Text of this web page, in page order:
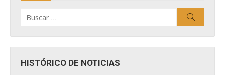
por:
HISTÓRICO DE NOTICIAS